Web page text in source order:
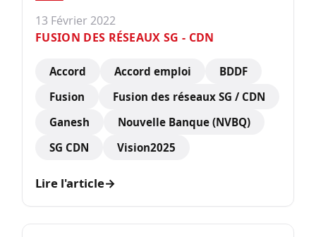
13 Février 2022
FUSION DES RÉSEAUX SG - CDN
Accord Accord emploi
BDDF
Fusion
Fusion des réseaux SG / CDN
Ganesh
Nouvelle Banque (NVBQ)
SG CDN
Vision2025
Lire l'article→